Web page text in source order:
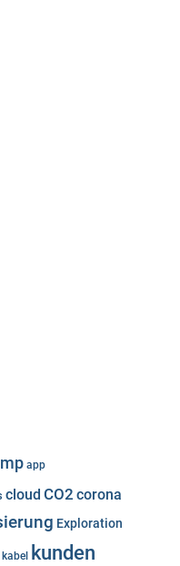
app
cloud CO2 corona
Exploration
kabel kunden